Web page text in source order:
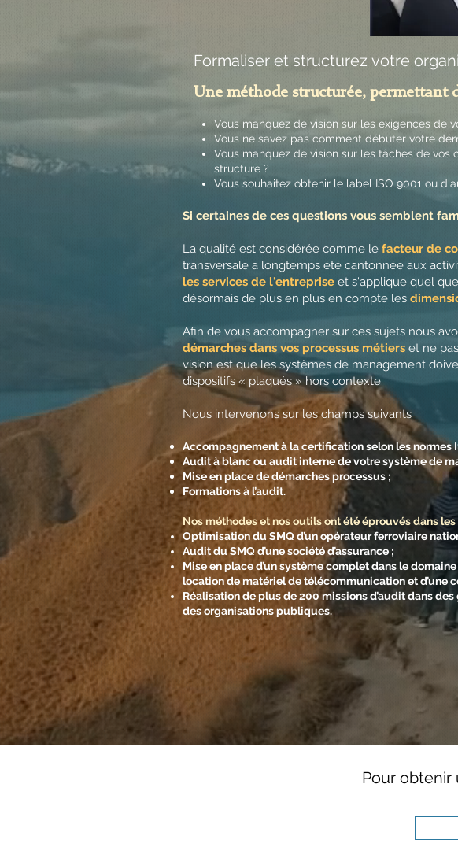
Formaliser et structurez votre
Une méthode structurée, permettant
Vous manquez de vision sur les exigences de
Vous ne savez pas comment débuter votre
Vous manquez de vision sur les tâches de
structure ?
Vous souhaitez obtenir le label ISO 9001 ou
Si certaines de ces questions vous semblent
La qualité est considérée comme le facteur de
transversale a longtemps été cantonnée aux
les services de l'entreprise et s'applique quel
désormais de plus en plus en compte les
Afin de vous accompagner sur ces sujets nous
démarches dans vos processus métiers et ne
vision est que les systèmes de management
dispositifs « plaqués » hors contexte.
Nous intervenons sur les champs suivants :
Accompagnement à la certification selon les normes
Audit à blanc ou audit interne de votre système de
Mise en place de démarches processus ;
Formations à l’audit.
Nos méthodes et nos outils ont été éprouvés dans
Optimisation du SMQ d’un opérateur ferroviaire
Audit du SMQ d’une société d’assurance ;
Mise en place d’un système complet dans le
location de matériel de télécommunication et d’une
Réalisation de plus de 200 missions d’audit dans
des organisations publiques.
Pour